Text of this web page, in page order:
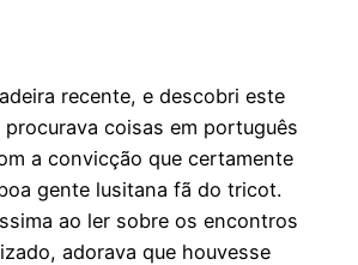
recente, e descobri este
coisas em português
a convicção que certamente
gente lusitana fã do tricot.
ao ler sobre os encontros
adorava que houvesse